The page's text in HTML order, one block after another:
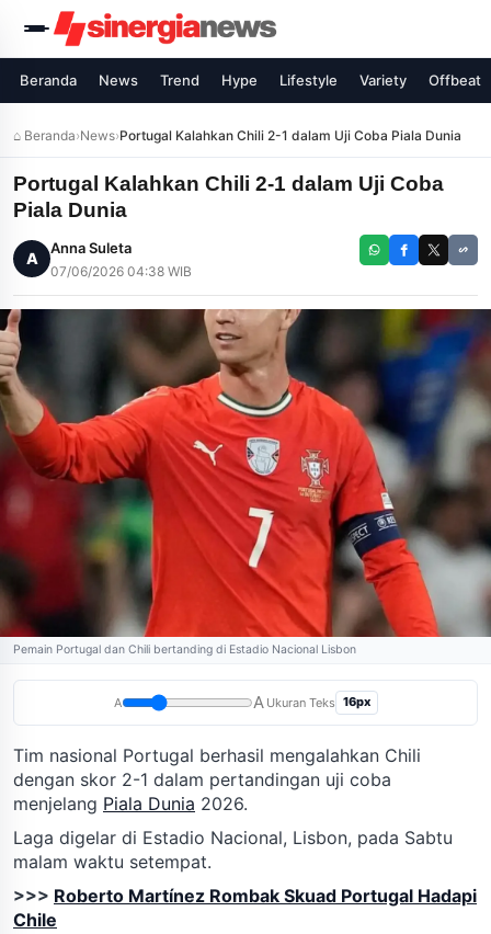
Beranda News Trend Hype Lifestyle Variety Offbeat
⌂ Beranda›News›Portugal Kalahkan Chili 2-1 dalam Uji Coba Piala Dunia
Portugal Kalahkan Chili 2-1 dalam Uji Coba
Piala Dunia
A
Anna Suleta
07/06/2026 04:38 WIB
Pemain Portugal dan Chili bertanding di Estadio Nacional Lisbon
A A Ukuran Teks 16px
Tim nasional Portugal berhasil mengalahkan Chili
dengan skor 2-1 dalam pertandingan uji coba
menjelang Piala Dunia 2026.
Laga digelar di Estadio Nacional, Lisbon, pada Sabtu
malam waktu setempat.
>>> Roberto Martínez Rombak Skuad Portugal Hadapi
Chile